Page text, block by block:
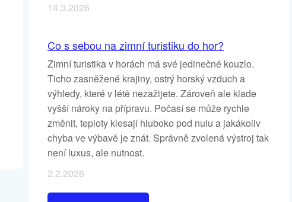
14.3.2026
Co s sebou na zimní turistiku do hor?
Zimní turistika v horách má své jedinečné kouzlo.
Ticho zasněžené krajiny, ostrý horský vzduch a
výhledy, které v létě nezažijete. Zároveň ale klade
vyšší nároky na přípravu. Počasí se může rychle
změnit, teploty klesají hluboko pod nulu a jakákoliv
chyba ve výbavě je znát. Správně zvolená výstroj tak
není luxus, ale nutnost.
2.2.2026